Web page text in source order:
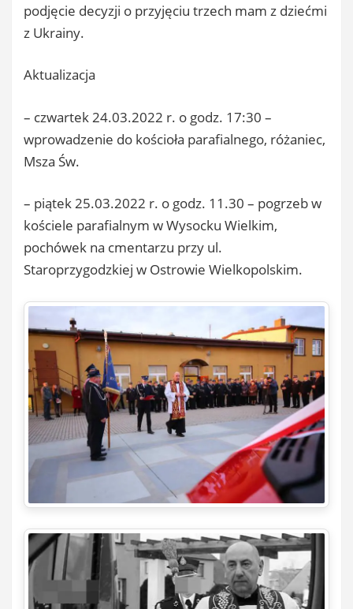
podjęcie decyzji o przyjęciu trzech mam z dziećmi
z Ukrainy.
Aktualizacja
– czwartek 24.03.2022 r. o godz. 17:30 –
wprowadzenie do kościoła parafialnego, różaniec,
Msza Św.
– piątek 25.03.2022 r. o godz. 11.30 – pogrzeb w
kościele parafialnym w Wysocku Wielkim,
pochówek na cmentarzu przy ul.
Staroprzygodzkiej w Ostrowie Wielkopolskim.